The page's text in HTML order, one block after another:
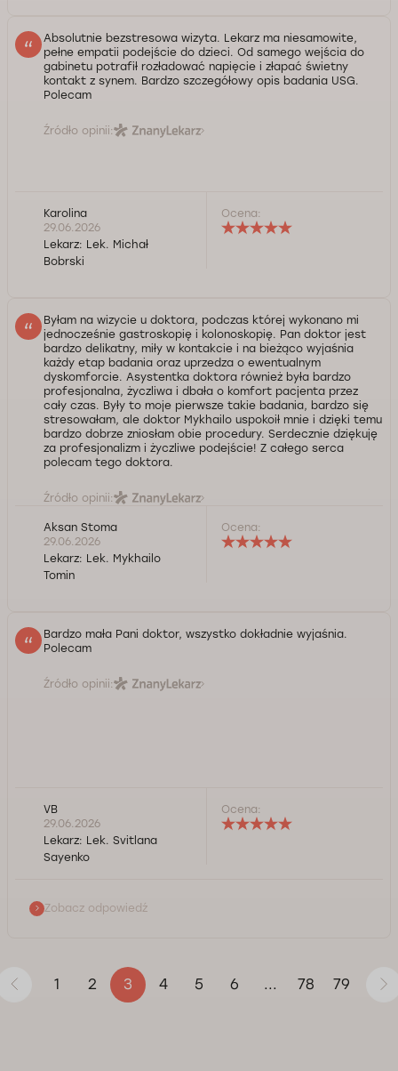
Absolutnie bezstresowa wizyta. Lekarz ma niesamowite,
pełne empatii podejście do dzieci. Od samego wejścia do
gabinetu potrafił rozładować napięcie i złapać świetny
kontakt z synem. Bardzo szczegółowy opis badania USG.
Polecam
Źródło opinii:
Karolina
29.06.2026
Lekarz: Lek. Michał
Bobrski
Ocena:
Byłam na wizycie u doktora, podczas której wykonano mi
jednocześnie gastroskopię i kolonoskopię. Pan doktor jest
bardzo delikatny, miły w kontakcie i na bieżąco wyjaśnia
każdy etap badania oraz uprzedza o ewentualnym
dyskomforcie. Asystentka doktora również była bardzo
profesjonalna, życzliwa i dbała o komfort pacjenta przez
cały czas. Były to moje pierwsze takie badania, bardzo się
stresowałam, ale doktor Mykhailo uspokoił mnie i dzięki temu
bardzo dobrze zniosłam obie procedury. Serdecznie dziękuję
za profesjonalizm i życzliwe podejście! Z całego serca
polecam tego doktora.
Źródło opinii:
Aksan Stoma
29.06.2026
Lekarz: Lek. Mykhailo
Tomin
Ocena:
Bardzo mała Pani doktor, wszystko dokładnie wyjaśnia.
Polecam
Źródło opinii:
Dziękuję bardzo, Życzę dobrego zdrowia.
Kontrola jakości świadczonych usług Doctorpro
VB
29.06.2026
Lekarz: Lek. Svitlana
Sayenko
Ocena:
Zobacz odpowiedź
1 2 3 4 5 6 ... 78 79